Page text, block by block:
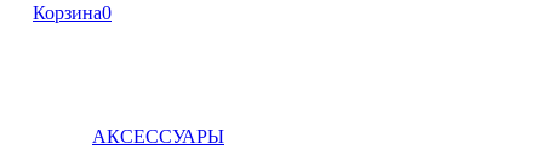
Корзина0
АКСЕССУАРЫ